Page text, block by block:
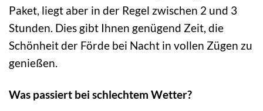
Paket, liegt aber in der Regel zwischen 2 und 3
Stunden. Dies gibt Ihnen genügend Zeit, die
Schönheit der Förde bei Nacht in vollen Zügen zu
genießen.
Was passiert bei schlechtem Wetter?